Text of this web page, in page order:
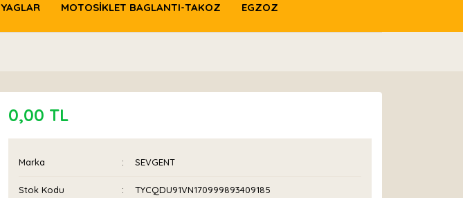
YAGLAR MOTOSİKLET BAGLANTI-TAKOZ EGZOZ
0,00 TL
Marka SEVGENT
Stok Kodu TYCQDU91VN170999893409185